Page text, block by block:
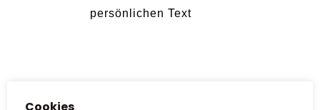
persönlichen Text
Cookies